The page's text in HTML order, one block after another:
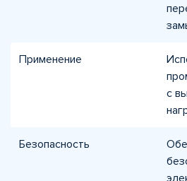
Применение
с
Безопасность